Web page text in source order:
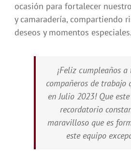
ocasión para fortalecer
y camaradería, compartiendo
deseos y momentos especiales.
¡Feliz cumpleaños
compañeros de trabajo
en Julio 2023! Que
recordatorio
maravilloso que es
este equipo